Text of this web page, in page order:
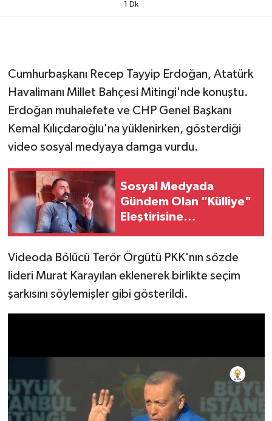
1 Dk
Cumhurbaşkanı Recep Tayyip Erdoğan, Atatürk
Havalimanı Millet Bahçesi Mitingi'nde konuştu.
Erdoğan muhalefete ve CHP Genel Başkanı
Kemal Kılıçdaroğlu'na yüklenirken, gösterdiği
video sosyal medyaya damga vurdu.
Sosyal Medyada
Gündem Olan "Külliye"
Eleştirisine
Başdanışmanı
Oğan'dan Yanıt:
"Ağırlamaktan Onur
Duyarız"
Videoda Bölücü Terör Örgütü PKK'nın sözde
lideri Murat Karayılan eklenerek birlikte seçim
şarkısını söylemişler gibi gösterildi.